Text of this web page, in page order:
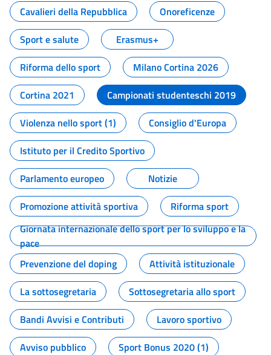
Cavalieri della Repubblica
Onoreficenze
Sport e salute
Erasmus+
Riforma dello sport
Milano Cortina 2026
Cortina 2021
Campionati studenteschi 2019
Violenza nello sport (1)
Consiglio d'Europa
Istituto per il Credito Sportivo
Parlamento europeo
Notizie
Promozione attività sportiva
Riforma sport
Giornata internazionale dello sport per lo sviluppo e la
pace
Prevenzione del doping
Attività istituzionale
La sottosegretaria
Sottosegretaria allo sport
Bandi Avvisi e Contributi
Lavoro sportivo
Avviso pubblico
Sport Bonus 2020 (1)